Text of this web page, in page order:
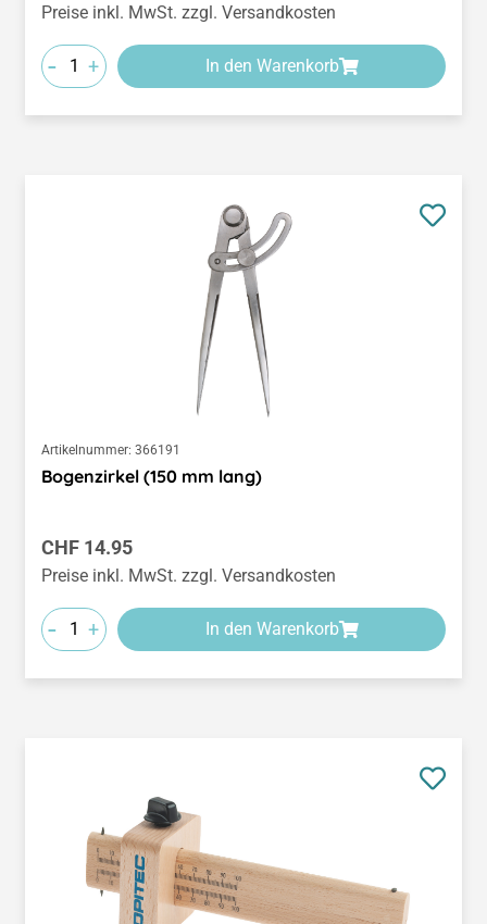
Preise inkl. MwSt. zzgl. Versandkosten
- + In den Warenkorb
Artikelnummer: 366191
Bogenzirkel (150 mm lang)
Regulärer Preis:
CHF 14.95
Preise inkl. MwSt. zzgl. Versandkosten
- + In den Warenkorb